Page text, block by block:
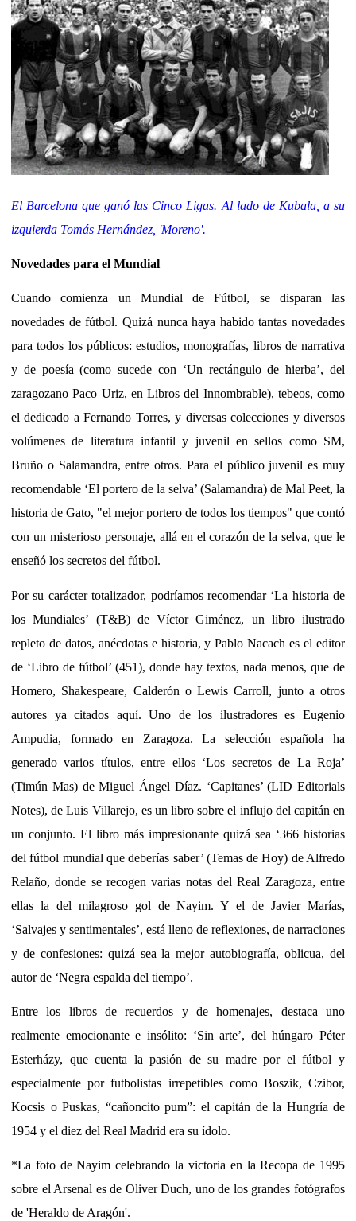
El Barcelona que ganó las Cinco Ligas. Al lado de Kubala, a su
izquierda Tomás Hernández, 'Moreno'.
Novedades para el Mundial
Cuando comienza un Mundial de Fútbol, se disparan las
novedades de fútbol. Quizá nunca haya habido tantas novedades
para todos los públicos: estudios, monografías, libros de narrativa
y de poesía (como sucede con ‘Un rectángulo de hierba’, del
zaragozano Paco Uriz, en Libros del Innombrable), tebeos, como
el dedicado a Fernando Torres, y diversas colecciones y diversos
volúmenes de literatura infantil y juvenil en sellos como SM,
Bruño o Salamandra, entre otros. Para el público juvenil es muy
recomendable ‘El portero de la selva’ (Salamandra) de Mal Peet, la
historia de Gato, "el mejor portero de todos los tiempos" que contó
con un misterioso personaje, allá en el corazón de la selva, que le
enseñó los secretos del fútbol.
Por su carácter totalizador, podríamos recomendar ‘La historia de
los Mundiales’ (T&B) de Víctor Giménez, un libro ilustrado
repleto de datos, anécdotas e historia, y Pablo Nacach es el editor
de ‘Libro de fútbol’ (451), donde hay textos, nada menos, que de
Homero, Shakespeare, Calderón o Lewis Carroll, junto a otros
autores ya citados aquí. Uno de los ilustradores es Eugenio
Ampudia, formado en Zaragoza. La selección española ha
generado varios títulos, entre ellos ‘Los secretos de La Roja’
(Timún Mas) de Miguel Ángel Díaz. ‘Capitanes’ (LID Editorials
Notes), de Luis Villarejo, es un libro sobre el influjo del capitán en
un conjunto. El libro más impresionante quizá sea ‘366 historias
del fútbol mundial que deberías saber’ (Temas de Hoy) de Alfredo
Relaño, donde se recogen varias notas del Real Zaragoza, entre
ellas la del milagroso gol de Nayim. Y el de Javier Marías,
‘Salvajes y sentimentales’, está lleno de reflexiones, de narraciones
y de confesiones: quizá sea la mejor autobiografía, oblicua, del
autor de ‘Negra espalda del tiempo’.
Entre los libros de recuerdos y de homenajes, destaca uno
realmente emocionante e insólito: ‘Sin arte’, del húngaro Péter
Esterházy, que cuenta la pasión de su madre por el fútbol y
especialmente por futbolistas irrepetibles como Boszik, Czibor,
Kocsis o Puskas, “cañoncito pum”: el capitán de la Hungría de
1954 y el diez del Real Madrid era su ídolo.
*La foto de Nayim celebrando la victoria en la Recopa de 1995
sobre el Arsenal es de Oliver Duch, uno de los grandes fotógrafos
de 'Heraldo de Aragón'.